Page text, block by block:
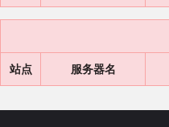
站点 服务器名